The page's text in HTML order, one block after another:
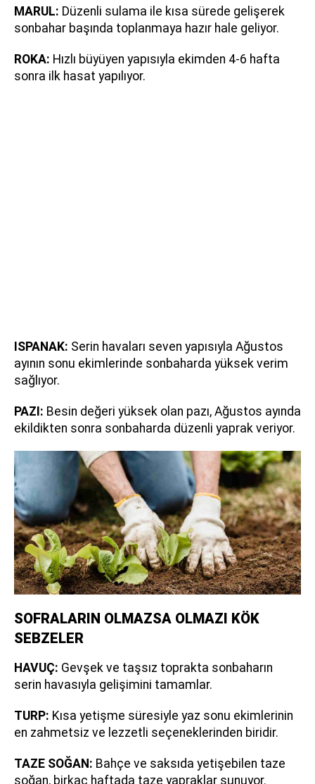
MARUL: Düzenli sulama ile kısa sürede gelişerek
sonbahar başında toplanmaya hazır hale geliyor.
ROKA: Hızlı büyüyen yapısıyla ekimden 4-6 hafta
sonra ilk hasat yapılıyor.
ISPANAK: Serin havaları seven yapısıyla Ağustos
ayının sonu ekimlerinde sonbaharda yüksek verim
sağlıyor.
PAZI: Besin değeri yüksek olan pazı, Ağustos ayında
ekildikten sonra sonbaharda düzenli yaprak veriyor.
SOFRALARIN OLMAZSA OLMAZI KÖK
SEBZELER
HAVUÇ: Gevşek ve taşsız toprakta sonbaharın
serin havasıyla gelişimini tamamlar.
TURP: Kısa yetişme süresiyle yaz sonu ekimlerinin
en zahmetsiz ve lezzetli seçeneklerinden biridir.
TAZE SOĞAN: Bahçe ve saksıda yetişebilen taze
soğan, birkaç haftada taze yapraklar sunuyor.